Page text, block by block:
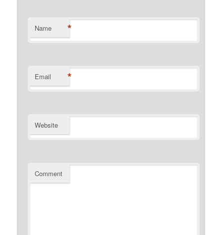
Name *
Email *
Website
Comment